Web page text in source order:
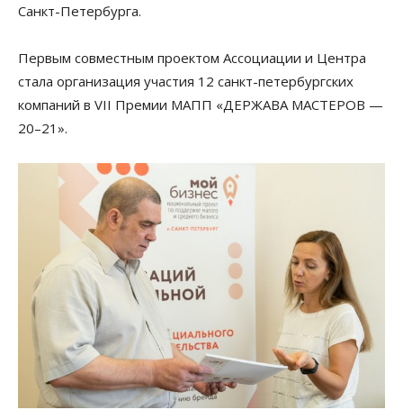
Санкт-Петербурга.
Первым совместным проектом Ассоциации и Центра
стала организация участия 12 санкт-петербургских
компаний в VII Премии МАПП «ДЕРЖАВА МАСТЕРОВ —
20–21».